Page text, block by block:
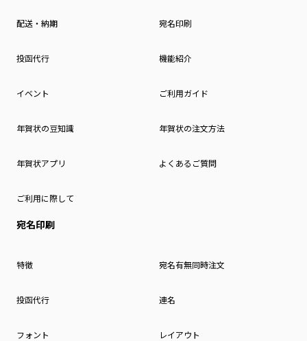
配送・納期 宛名印刷
投函代行 機能紹介
イベント ご利用ガイド
年賀状の豆知識 年賀状の注文方法
年賀状アプリ よくあるご質問
ご利用に際して
宛名印刷
特徴 宛名有無同時注文
投函代行 連名
フォント レイアウト